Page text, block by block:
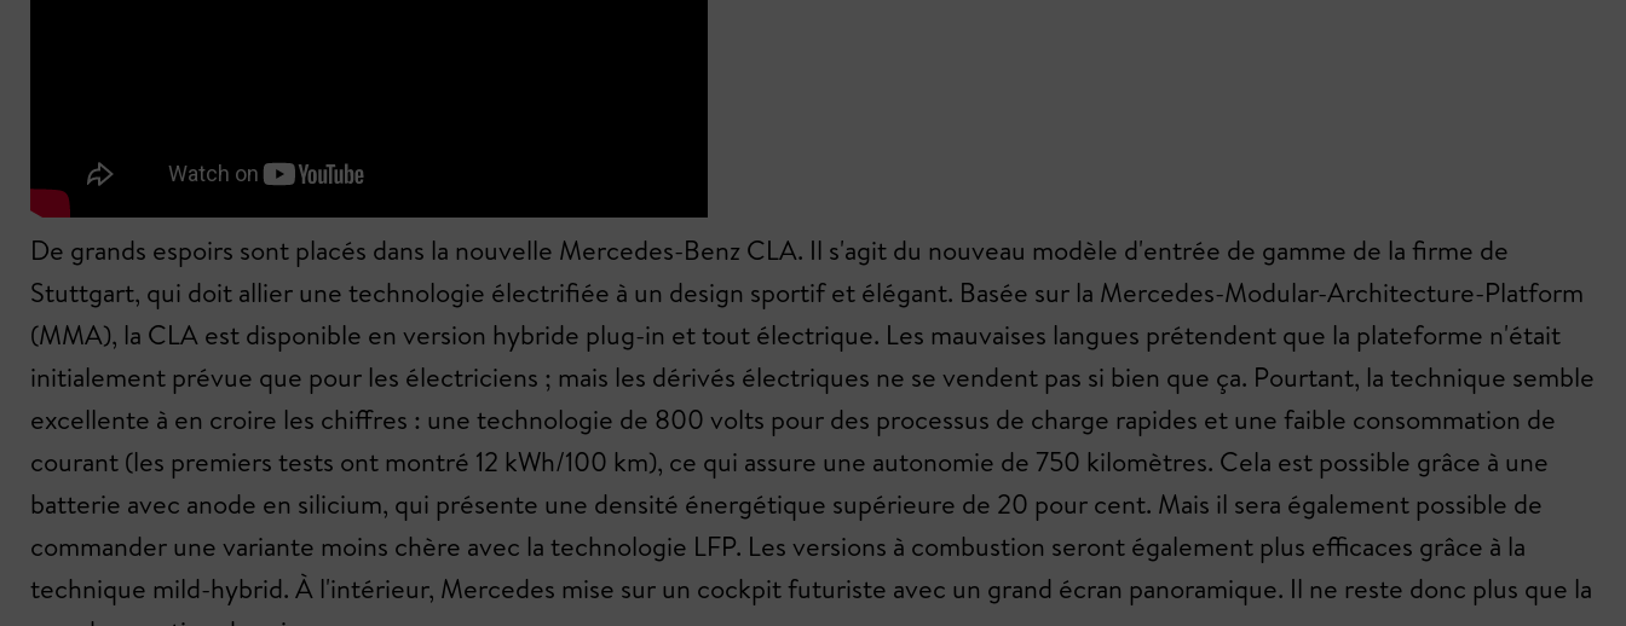
De grands espoirs sont placés dans la nouvelle Mercedes-Benz CLA. Il s'agit du nouveau modèle d'entrée de gamme de la firme de
Stuttgart, qui doit allier une technologie électrifiée à un design sportif et élégant. Basée sur la Mercedes-Modular-Architecture-Platform
(MMA), la CLA est disponible en version hybride plug-in et tout électrique. Les mauvaises langues prétendent que la plateforme n'était
initialement prévue que pour les électriciens ; mais les dérivés électriques ne se vendent pas si bien que ça. Pourtant, la technique semble
excellente à en croire les chiffres : une technologie de 800 volts pour des processus de charge rapides et une faible consommation de
courant (les premiers tests ont montré 12 kWh/100 km), ce qui assure une autonomie de 750 kilomètres. Cela est possible grâce à une
batterie avec anode en silicium, qui présente une densité énergétique supérieure de 20 pour cent. Mais il sera également possible de
commander une variante moins chère avec la technologie LFP. Les versions à combustion seront également plus efficaces grâce à la
technique mild-hybrid. À l'intérieur, Mercedes mise sur un cockpit futuriste avec un grand écran panoramique. Il ne reste donc plus que la